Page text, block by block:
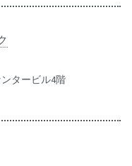
タービル4階